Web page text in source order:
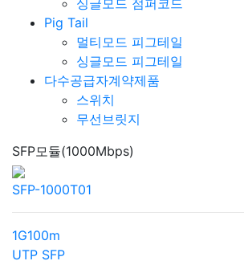
싱글모드 점퍼코드
Pig Tail
멀티모드 피그테일
싱글모드 피그테일
다수공급자계약제품
스위치
무선브릿지
SFP모듈(1000Mbps)
SFP-1000T01
1G100m
UTP SFP